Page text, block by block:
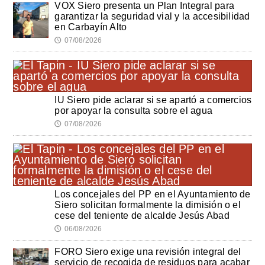
VOX Siero presenta un Plan Integral para
garantizar la seguridad vial y la accesibilidad
en Carbayín Alto
🕔 07/08/2026
IU Siero pide aclarar si se apartó a comercios
por apoyar la consulta sobre el agua
🕔 07/08/2026
Los concejales del PP en el Ayuntamiento de
Siero solicitan formalmente la dimisión o el
cese del teniente de alcalde Jesús Abad
🕔 06/08/2026
FORO Siero exige una revisión integral del
servicio de recogida de residuos para acabar